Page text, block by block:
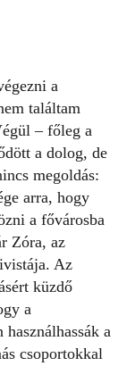
a
találtam
– főleg a
a dolog, de
megoldás:
arra, hogy
a fővárosba
Zóra, az
Az
küzdő
a
a
csoportokkal